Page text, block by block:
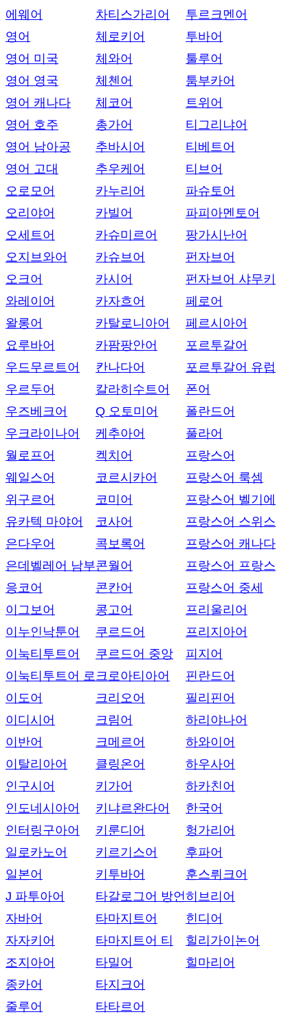
에웨어
영어
영어 미국
영어 영국
영어 캐나다
영어 호주
영어 남아공
영어 고대
오로모어
오리야어
오세트어
오지브와어
오크어
와레이어
왈롱어
요루바어
우드무르트어
우르두어
우즈베크어
우크라이나어
월로프어
웨일스어
위구르어
유카텍 마야어
은다우어
은데벨레어 남부
응코어
이그보어
이누인낙툰어
이눅티투트어
이눅티투트어 로
이도어
이디시어
이반어
이탈리아어
인구시어
인도네시아어
인터링구아어
일로카노어
일본어
J 파투아어
자바어
자자키어
조지아어
종카어
줄루어
차티스가리어
체로키어
체와어
체첸어
체코어
총가어
추바시어
추우케어
카누리어
카빌어
카슈미르어
카슈브어
카시어
카자흐어
카탈로니아어
카팜팡안어
칸나다어
칼라히수트어
Q 오토미어
케추아어
켁치어
코르시카어
코미어
코사어
콕보록어
콘월어
콘칸어
콩고어
쿠르드어
쿠르드어 중앙
크로아티아어
크리오어
크림어
크메르어
클링온어
키가어
키냐르완다어
키룬디어
키르기스어
키투바어
타갈로그어 방언
타마지트어
타마지트어 티
타밀어
타지크어
타타르어
투르크멘어
투바어
툴루어
툼부카어
트위어
티그리냐어
티베트어
티브어
파슈토어
파피아멘토어
팡가시난어
펀자브어
펀자브어 샤무키
페로어
페르시아어
포르투갈어
포르투갈어 유럽
폰어
폴란드어
풀라어
프랑스어
프랑스어 룩셈
프랑스어 벨기에
프랑스어 스위스
프랑스어 캐나다
프랑스어 프랑스
프랑스어 중세
프리울리어
프리지아어
피지어
핀란드어
필리핀어
하리야나어
하와이어
하우사어
하카친어
한국어
헝가리어
후파어
훈스뤼크어
히브리어
힌디어
힐리가이논어
힐마리어